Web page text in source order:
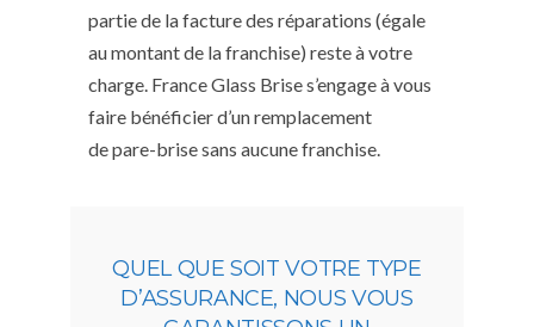
partie de la facture des réparations (égale
au montant de la franchise) reste à votre
charge. France Glass Brise s’engage à vous
faire bénéficier d’un remplacement
de pare-brise sans aucune franchise.
QUEL QUE SOIT VOTRE TYPE
D’ASSURANCE, NOUS VOUS